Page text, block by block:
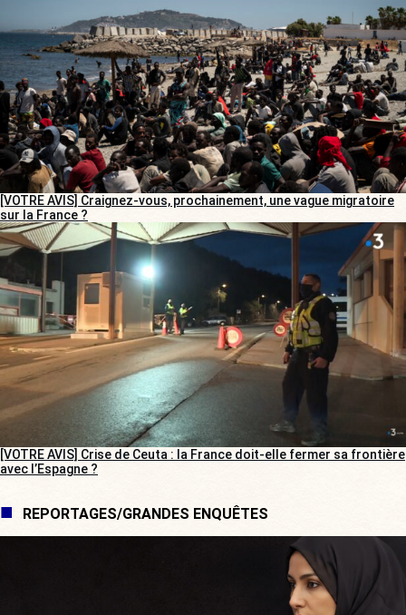
[VOTRE AVIS] Craignez-vous, prochainement, une vague migratoire
sur la France ?
[VOTRE AVIS] Crise de Ceuta : la France doit-elle fermer sa frontière
avec l’Espagne ?
REPORTAGES/GRANDES ENQUÊTES